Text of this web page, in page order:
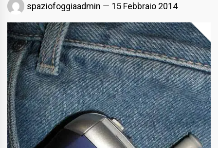
spaziofoggiaadmin 15 Febbraio 2014